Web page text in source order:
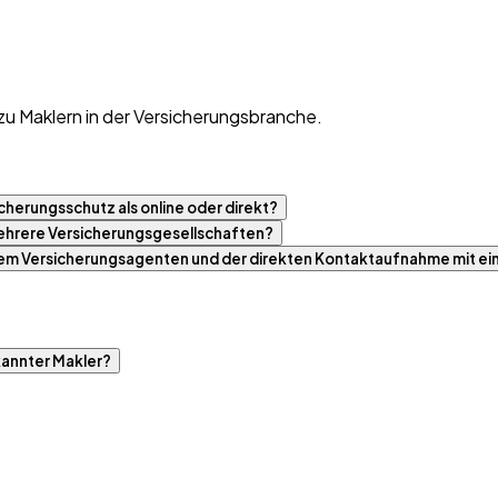
Maklern in der Versicherungsbranche.
als online oder direkt?
Versicherungsgesellschaften?
Versicherungsagenten und der direkten Kontaktaufnahme mit
Makler?